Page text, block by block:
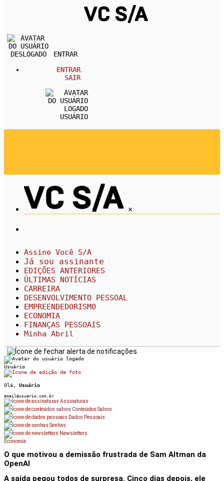
ENTRAR
ENTRAR
SAIR
USUÁRIO
×
Assine Você S/A
Já sou assinante
EDIÇÕES ANTERIORES
ÚLTIMAS NOTÍCIAS
CARREIRA
DESENVOLVIMENTO PESSOAL
EMPREENDEDORISMO
ECONOMIA
FINANÇAS PESSOAIS
Minha Abril
Usuário
Olá, Usuário
email@usuario.com.br
Assinaturas
Conteúdos Salvos
Dados Pessoais
Senhas
Newsletters
Economia
O que motivou a demissão frustrada de Sam Altman da
OpenAI
A saída pegou todos de surpresa. Cinco dias depois, ele